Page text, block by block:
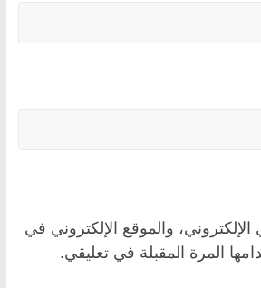
والموقع الإلكتروني في
المرة المقبلة في تعليقي.